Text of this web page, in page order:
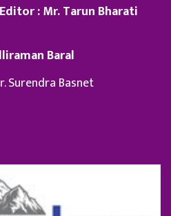
: Mr. Tarun Bharati
Baral
Surendra Basnet